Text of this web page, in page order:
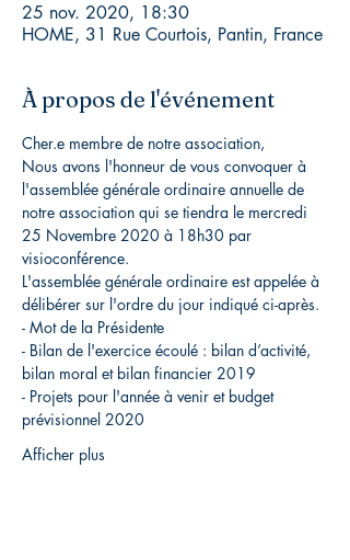
25 nov. 2020, 18:30
HOME, 31 Rue Courtois, Pantin, France
À propos de l'événement
Cher.e membre de notre association,
Nous avons l'honneur de vous convoquer à
l'assemblée générale ordinaire annuelle de
notre association qui se tiendra le mercredi
25 Novembre 2020 à 18h30 par
visioconférence.
L'assemblée générale ordinaire est appelée à
délibérer sur l'ordre du jour indiqué ci-après.
- Mot de la Présidente
- Bilan de l'exercice écoulé : bilan d’activité,
bilan moral et bilan financier 2019
- Projets pour l'année à venir et budget
prévisionnel 2020
Afficher plus